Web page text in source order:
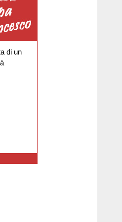
di un